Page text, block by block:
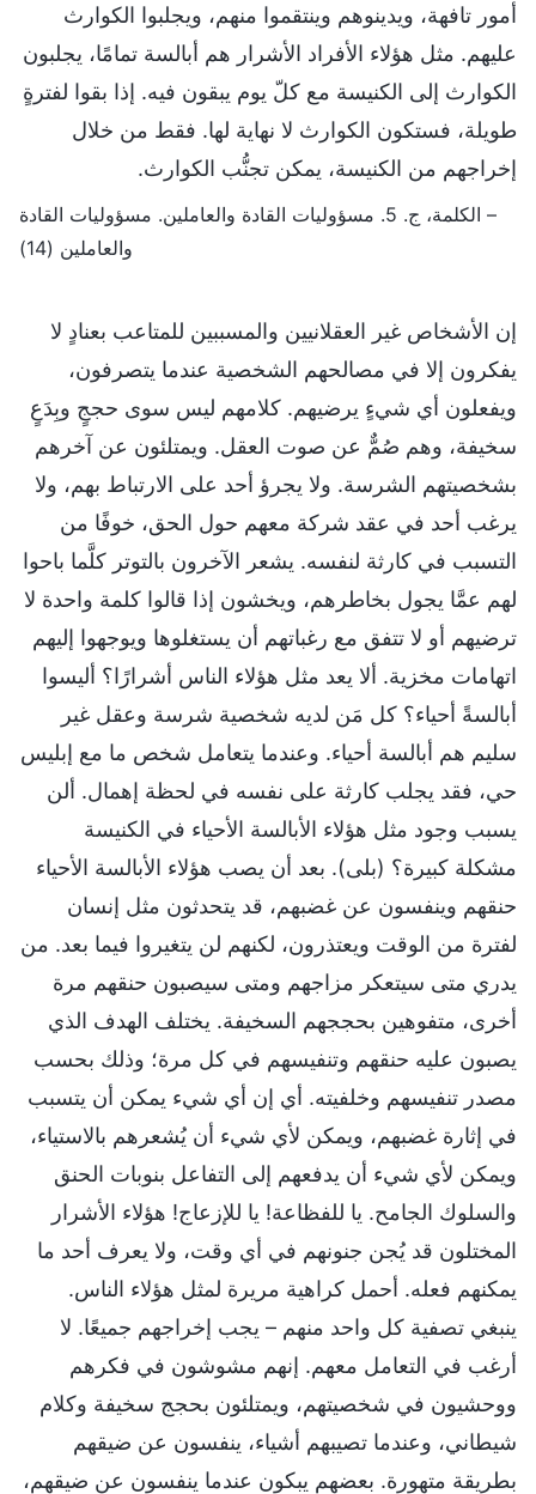
أمور تافهة، ويدينوهم وينتقموا منهم، ويجلبوا الكوارث
عليهم. مثل هؤلاء الأفراد الأشرار هم أبالسة تمامًا، يجلبون
الكوارث إلى الكنيسة مع كلّ يوم يبقون فيه. إذا بقوا لفترةٍ
طويلة، فستكون الكوارث لا نهاية لها. فقط من خلال
إخراجهم من الكنيسة، يمكن تجنُّب الكوارث.
– الكلمة، ج. 5. مسؤوليات القادة والعاملين. مسؤوليات القادة
والعاملين (14)
إن الأشخاص غير العقلانيين والمسببين للمتاعب بعنادٍ لا
يفكرون إلا في مصالحهم الشخصية عندما يتصرفون،
ويفعلون أي شيءٍ يرضيهم. كلامهم ليس سوى حججٍ وبِدَعٍ
سخيفة، وهم صُمٌّ عن صوت العقل. ويمتلئون عن آخرهم
بشخصيتهم الشرسة. ولا يجرؤ أحد على الارتباط بهم، ولا
يرغب أحد في عقد شركة معهم حول الحق، خوفًا من
التسبب في كارثة لنفسه. يشعر الآخرون بالتوتر كلَّما باحوا
لهم عمَّا يجول بخاطرهم، ويخشون إذا قالوا كلمة واحدة لا
ترضيهم أو لا تتفق مع رغباتهم أن يستغلوها ويوجهوا إليهم
اتهامات مخزية. ألا يعد مثل هؤلاء الناس أشرارًا؟ أليسوا
أبالسةً أحياء؟ كل مَن لديه شخصية شرسة وعقل غير
سليم هم أبالسة أحياء. وعندما يتعامل شخص ما مع إبليس
حي، فقد يجلب كارثة على نفسه في لحظة إهمال. ألن
يسبب وجود مثل هؤلاء الأبالسة الأحياء في الكنيسة
مشكلة كبيرة؟ (بلى). بعد أن يصب هؤلاء الأبالسة الأحياء
حنقهم وينفسون عن غضبهم، قد يتحدثون مثل إنسان
لفترة من الوقت ويعتذرون، لكنهم لن يتغيروا فيما بعد. من
يدري متى سيتعكر مزاجهم ومتى سيصبون حنقهم مرة
أخرى، متفوهين بحججهم السخيفة. يختلف الهدف الذي
يصبون عليه حنقهم وتنفيسهم في كل مرة؛ وذلك بحسب
مصدر تنفيسهم وخلفيته. أي إن أي شيء يمكن أن يتسبب
في إثارة غضبهم، ويمكن لأي شيء أن يُشعرهم بالاستياء،
ويمكن لأي شيء أن يدفعهم إلى التفاعل بنوبات الحنق
والسلوك الجامح. يا للفظاعة! يا للإزعاج! هؤلاء الأشرار
المختلون قد يُجن جنونهم في أي وقت، ولا يعرف أحد ما
يمكنهم فعله. أحمل كراهية مريرة لمثل هؤلاء الناس.
ينبغي تصفية كل واحد منهم – يجب إخراجهم جميعًا. لا
أرغب في التعامل معهم. إنهم مشوشون في فكرهم
ووحشيون في شخصيتهم، ويمتلئون بحجج سخيفة وكلام
شيطاني، وعندما تصيبهم أشياء، ينفسون عن ضيقهم
بطريقة متهورة. بعضهم يبكون عندما ينفسون عن ضيقهم،